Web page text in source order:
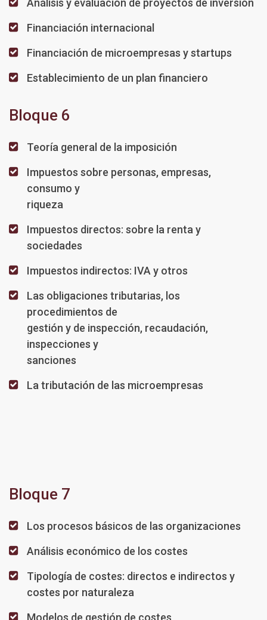
Análisis y evaluación de proyectos de inversión
Financiación internacional
Financiación de microempresas y startups
Establecimiento de un plan financiero
Bloque 6
Teoría general de la imposición
Impuestos sobre personas, empresas,
consumo y
riqueza
Impuestos directos: sobre la renta y
sociedades
Impuestos indirectos: IVA y otros
Las obligaciones tributarias, los
procedimientos de
gestión y de inspección, recaudación,
inspecciones y
sanciones
La tributación de las microempresas
Bloque 7
Los procesos básicos de las organizaciones
Análisis económico de los costes
Tipología de costes: directos e indirectos y
costes por naturaleza
Modelos de gestión de costes